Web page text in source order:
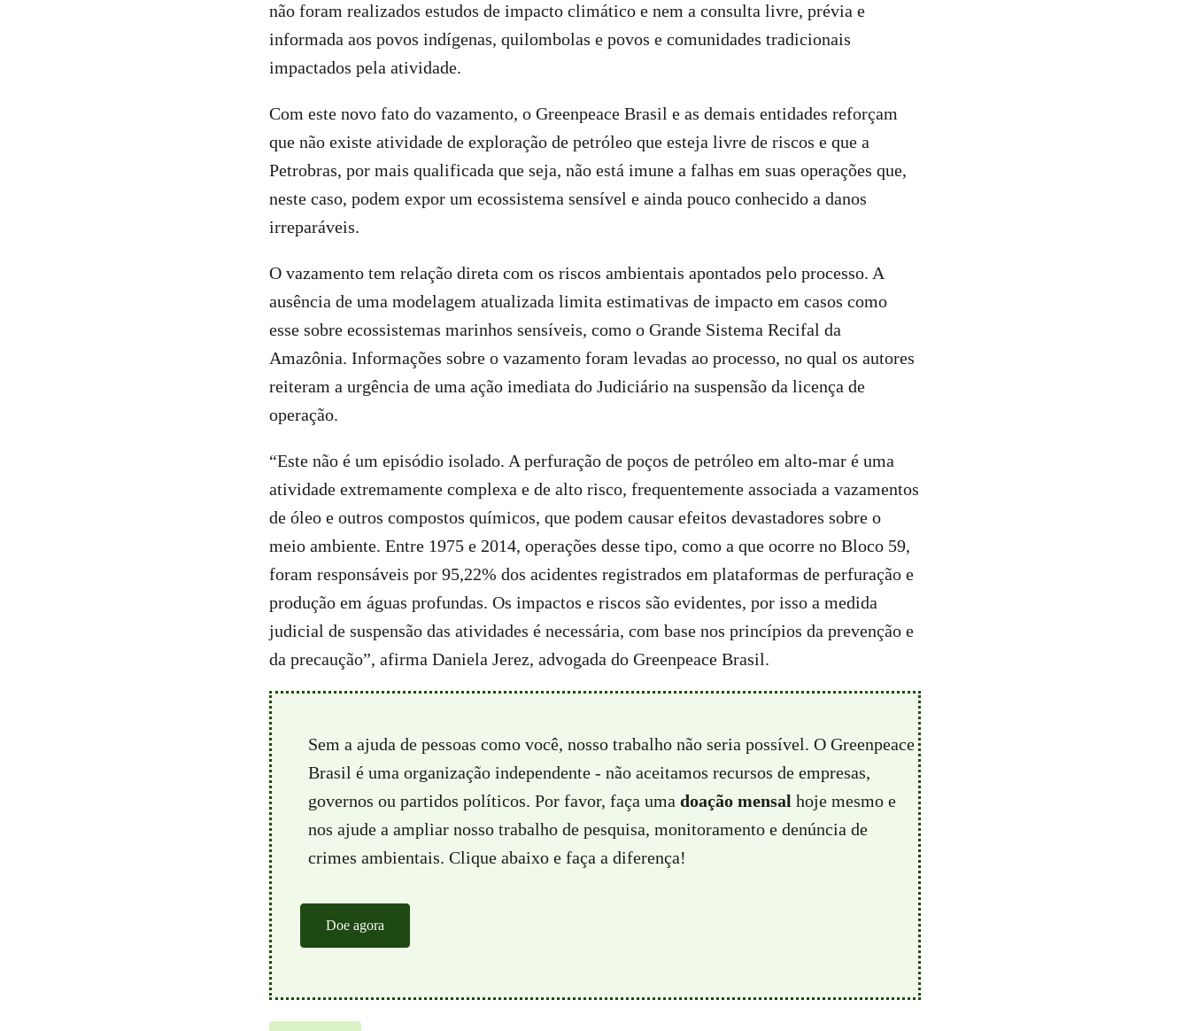
não foram realizados estudos de impacto climático e nem a consulta livre, prévia e
informada aos povos indígenas, quilombolas e povos e comunidades tradicionais
impactados pela atividade.
Com este novo fato do vazamento, o Greenpeace Brasil e as demais entidades reforçam
que não existe atividade de exploração de petróleo que esteja livre de riscos e que a
Petrobras, por mais qualificada que seja, não está imune a falhas em suas operações que,
neste caso, podem expor um ecossistema sensível e ainda pouco conhecido a danos
irreparáveis.
O vazamento tem relação direta com os riscos ambientais apontados pelo processo. A
ausência de uma modelagem atualizada limita estimativas de impacto em casos como
esse sobre ecossistemas marinhos sensíveis, como o Grande Sistema Recifal da
Amazônia. Informações sobre o vazamento foram levadas ao processo, no qual os autores
reiteram a urgência de uma ação imediata do Judiciário na suspensão da licença de
operação.
“Este não é um episódio isolado. A perfuração de poços de petróleo em alto-mar é uma
atividade extremamente complexa e de alto risco, frequentemente associada a vazamentos
de óleo e outros compostos químicos, que podem causar efeitos devastadores sobre o
meio ambiente. Entre 1975 e 2014, operações desse tipo, como a que ocorre no Bloco 59,
foram responsáveis por 95,22% dos acidentes registrados em plataformas de perfuração e
produção em águas profundas. Os impactos e riscos são evidentes, por isso a medida
judicial de suspensão das atividades é necessária, com base nos princípios da prevenção e
da precaução”, afirma Daniela Jerez, advogada do Greenpeace Brasil.
Sem a ajuda de pessoas como você, nosso trabalho não seria possível. O Greenpeace
Brasil é uma organização independente - não aceitamos recursos de empresas,
governos ou partidos políticos. Por favor, faça uma doação mensal hoje mesmo e
nos ajude a ampliar nosso trabalho de pesquisa, monitoramento e denúncia de
crimes ambientais. Clique abaixo e faça a diferença!
Doe agora